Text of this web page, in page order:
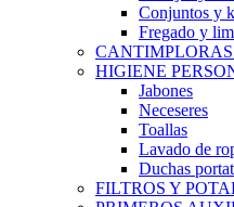
Conjuntos y
Fregado y
HIGIENE
Jabones
Neceseres
Toallas
Lavado de
Duchas
FILTROS Y